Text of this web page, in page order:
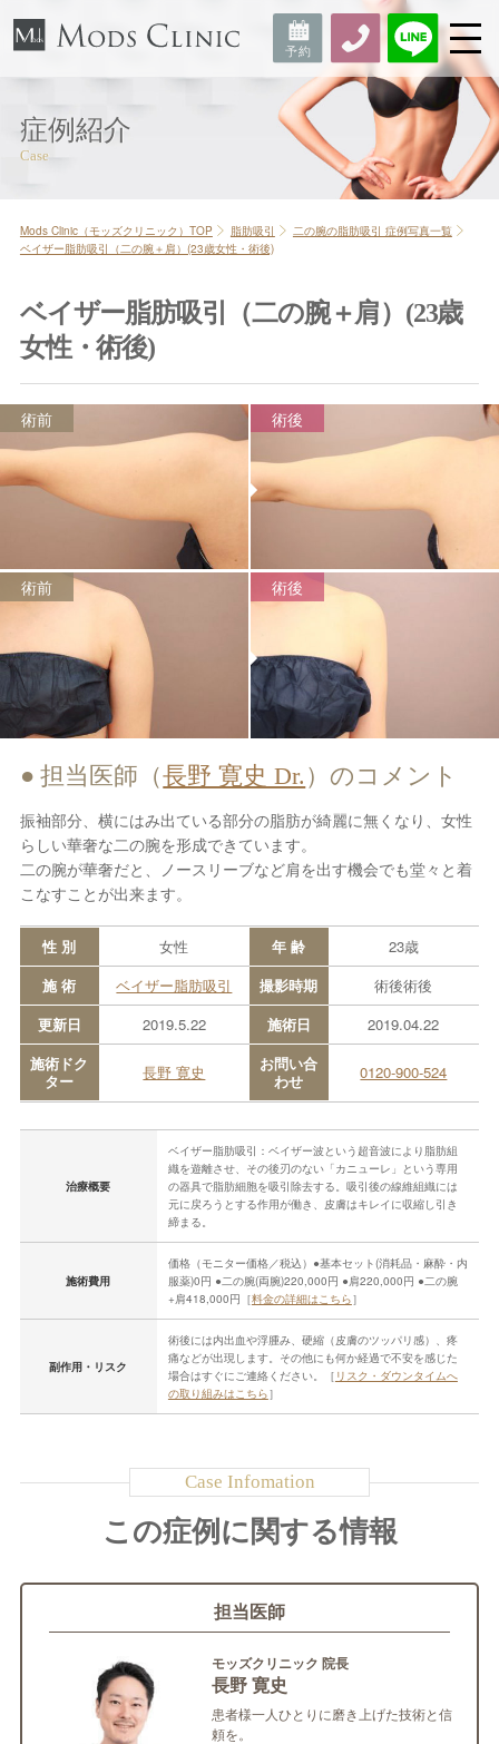
症例紹介
Mods Clinic（モッズクリニック）TOP 脂肪吸引
二の腕の脂肪吸引 症例写真一覧
ベイザー脂肪吸引（二の腕＋肩）(23歳女性・術後)
ベイザー脂肪吸引（二の腕＋肩）(23歳
女性・術後)
術前 術後
術前 術後
担当医師（長野 寛史 Dr. ）のコメント
振袖部分、横にはみ出ている部分の脂肪が綺麗に無くなり、女性
らしい華奢な二の腕を形成できています。
二の腕が華奢だと、ノースリーブなど肩を出す機会でも堂々と着
こなすことが出来ます。
性 別 女性 年 齢
23歳
施 術
ベイザー脂肪吸引 撮影時期
術後術後
更新日
2019.5.22 施術日
2019.04.22
施術ドク
ター
長野 寛史
お問い合
わせ
0120-900-524
治療概要
ベイザー脂肪吸引：ベイザー波という超音波により脂肪組
織を遊離させ、その後刃のない「カニューレ」という専用
の器具で脂肪細胞を吸引除去する。吸引後の線維組織には
元に戻ろうとする作用が働き、皮膚はキレイに収縮し引き
締まる。
施術費用
価格（モニター価格／税込）●基本セット(消耗品・麻酔・内
服薬)0円 ●二の腕(両腕)220,000円 ●肩220,000円 ●二の腕
+肩418,000円［料金の詳細はこちら］
副作用・リスク
術後には内出血や浮腫み、硬縮（皮膚のツッパリ感）、疼
痛などが出現します。その他にも何か経過で不安を感じた
場合はすぐにご連絡ください。［ リスク・ダウンタイムへ
の取り組みはこちら］
この症例に関する情報
担当医師
モッズクリニック 院長
長野 寛史
患者様一人ひとりに磨き上げた技術と信
頼を。